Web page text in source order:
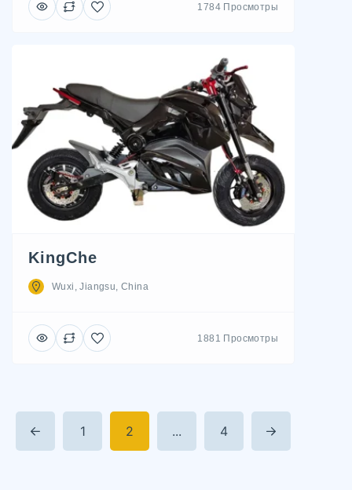
1784 Просмотры
KingChe
Wuxi, Jiangsu, China
1881 Просмотры
1 2 ... 4